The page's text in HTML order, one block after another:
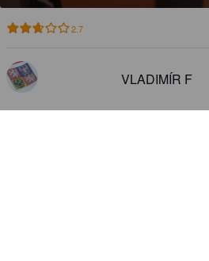
2.7
VLADIMÍR F